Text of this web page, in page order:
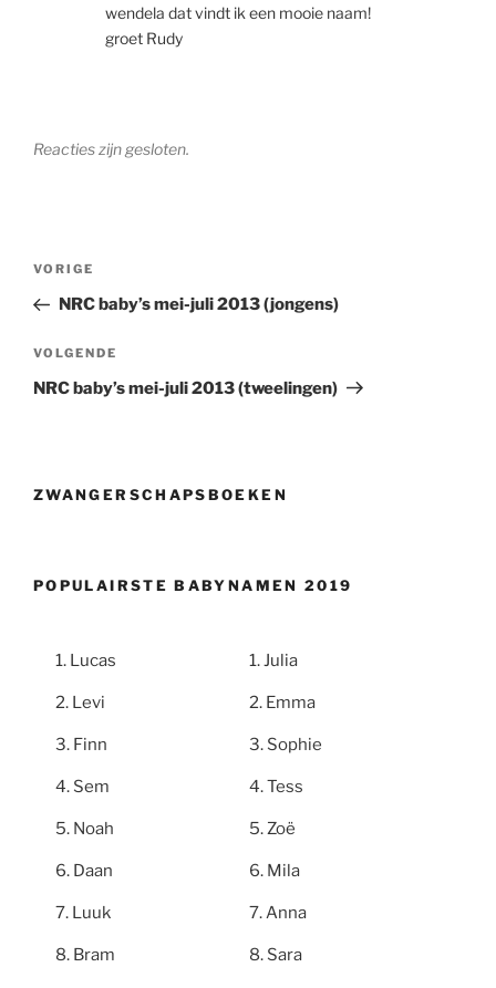
wendela dat vindt ik een mooie naam!
groet Rudy
Reacties zijn gesloten.
Berichtnavigatie
Vorig
bericht
VORIGE
NRC baby’s mei-juli 2013 (jongens)
Volgend
bericht
VOLGENDE
NRC baby’s mei-juli 2013 (tweelingen)
ZWANGERSCHAPSBOEKEN
POPULAIRSTE BABYNAMEN 2019
Lucas
Levi
Finn
Sem
Noah
Daan
Luuk
Bram
Julia
Emma
Sophie
Tess
Zoë
Mila
Anna
Sara